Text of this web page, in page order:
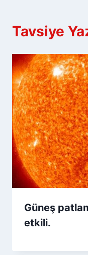
Tavsiye
Güneş
etkili.